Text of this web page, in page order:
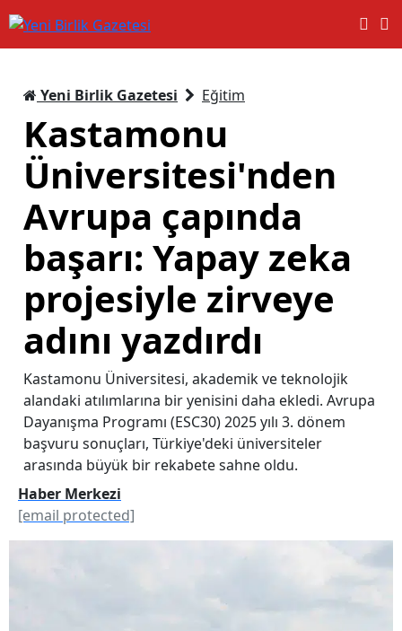
Yeni Birlik Gazetesi Eğitim
Kastamonu
Üniversitesi'nden
Avrupa çapında
başarı: Yapay zeka
projesiyle zirveye
adını yazdırdı
Kastamonu Üniversitesi, akademik ve teknolojik
alandaki atılımlarına bir yenisini daha ekledi. Avrupa
Dayanışma Programı (ESC30) 2025 yılı 3. dönem
başvuru sonuçları, Türkiye'deki üniversiteler
arasında büyük bir rekabete sahne oldu.
Haber Merkezi
[email protected]